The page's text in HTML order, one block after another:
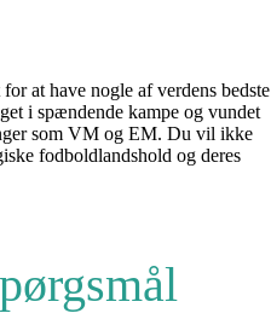
at have nogle af verdens bedste
i spændende kampe og vundet
som VM og EM. Du vil ikke
fodboldlandshold og deres